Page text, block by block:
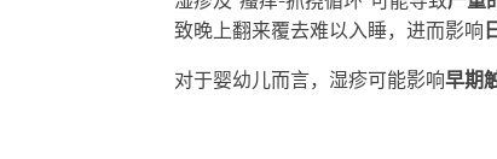
致晚上翻来覆去难以入睡，进而影响
对于婴幼儿而言，湿疹可能影响早期